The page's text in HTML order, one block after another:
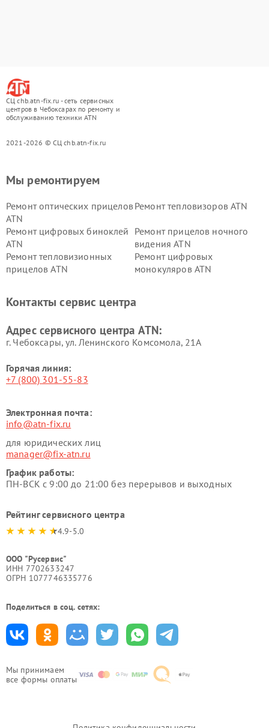
СЦ chb.atn-fix.ru - сеть сервисных
центров в Чебоксарах по ремонту и
обслуживанию техники ATN
2021-2026 © СЦ chb.atn-fix.ru
Мы принимаем
все формы оплаты
Мы ремонтируем
Ремонт оптических прицелов
ATN
Ремонт тепловизоров ATN
Ремонт цифровых биноклей
ATN
Ремонт прицелов ночного
видения ATN
Ремонт тепловизионных
прицелов ATN
Ремонт цифровых
монокуляров ATN
Контакты сервис центра
Адрес сервисного центра ATN:
г. Чебоксары, ул. Ленинского Комсомола, 21А
Горячая линия:
+7 (800) 301-55-83
Электронная почта:
info@atn-fix.ru
для юридических лиц
manager@fix-atn.ru
График работы:
ПН-ВСК с 9:00 до 21:00 без перерывов и выходных
Рейтинг сервисного центра
4.9-5.0
ООО "Русервис"
ИНН 7702633247
ОГРН 1077746335776
Поделиться в соц. сетях: